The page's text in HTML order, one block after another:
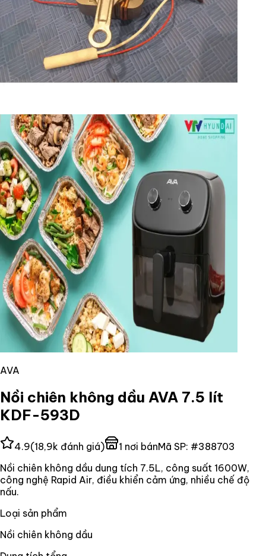
AVA
Nồi chiên không dầu AVA 7.5 lít
KDF-593D
4.9(18,9k đánh giá) 1 nơi bánMã SP: #388703
Nồi chiên không dầu dung tích 7.5L, công suất 1600W,
công nghệ Rapid Air, điều khiển cảm ứng, nhiều chế độ
nấu.
Loại sản phẩm
Nồi chiên không dầu